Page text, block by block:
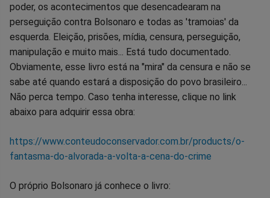
poder, os acontecimentos que desencadearam na
perseguição contra Bolsonaro e todas as 'tramoias' da
esquerda. Eleição, prisões, mídia, censura, perseguição,
manipulação e muito mais... Está tudo documentado.
Obviamente, esse livro está na "mira" da censura e não se
sabe até quando estará a disposição do povo brasileiro...
Não perca tempo. Caso tenha interesse, clique no link
abaixo para adquirir essa obra:
https://www.conteudoconservador.com.br/products/o-
fantasma-do-alvorada-a-volta-a-cena-do-crime
O próprio Bolsonaro já conhece o livro: